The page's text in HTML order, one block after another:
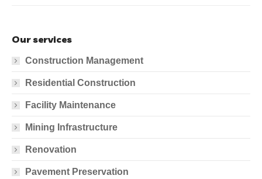
Our services
Construction Management
Residential Construction
Facility Maintenance
Mining Infrastructure
Renovation
Pavement Preservation